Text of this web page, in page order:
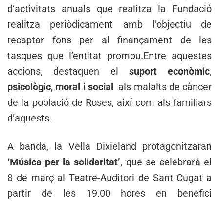
d’activitats anuals que realitza la Fundació
realitza periòdicament amb l’objectiu de
recaptar fons per al finançament de les
tasques que l’entitat promou.Entre aquestes
accions, destaquen el suport econòmic,
psicològic, moral i social als malalts de càncer
de la població de Roses, així com als familiars
d’aquests.
A banda, la Vella Dixieland protagonitzaran
‘Música per la solidaritat’, que se celebrarà el
8 de març al Teatre-Auditori de Sant Cugat a
partir de les 19.00 hores en benefici